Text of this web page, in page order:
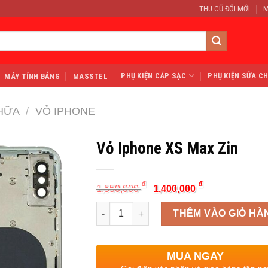
THU CŨ ĐỔI MỚI
MÁY TÍNH BẢNG MASSTEL PHỤ KIỆN CÁP SẠC PHỤ KIỆN SỬA
/ VỎ IPHONE
Vỏ Iphone XS Max Zin
1,550,000₫
Original
price
was:
1,550,000 ₫.
1,400,000 ₫Current
is:
1,400,000 ₫.
Quantity
THÊM VÀO GIỎ
MUA NGAY